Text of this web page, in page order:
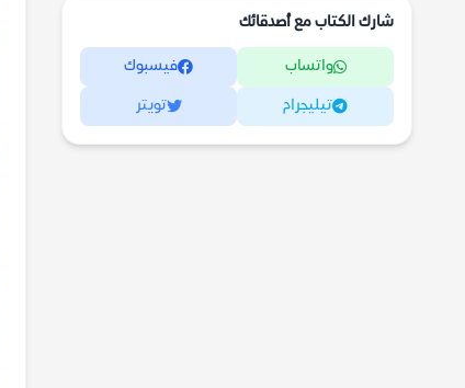
شارك الكتاب مع أصدقائك
واتساب فيسبوك
تيليجرام تويتر